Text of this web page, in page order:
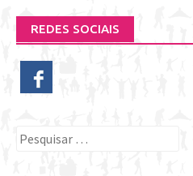
REDES SOCIAIS
Pesquisar